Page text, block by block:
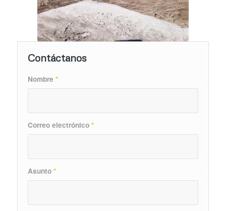
Contáctanos
Nombre *
Correo electrónico *
Asunto *